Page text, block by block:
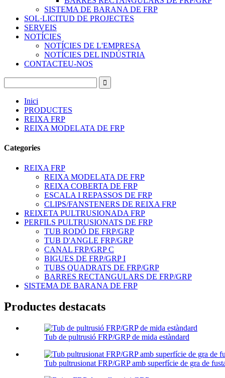
SISTEMA DE BARANA DE FRP
SOL·LICITUD DE PROJECTES
SERVEIS
NOTÍCIES
NOTÍCIES DE L'EMPRESA
NOTÍCIES DEL INDÚSTRIA
CONTACTEU-NOS
Inici
PRODUCTES
REIXA FRP
REIXA MODELATA DE FRP
Categories
REIXA FRP
REIXA MODELATA DE FRP
REIXA COBERTA DE FRP
ESCALA I REPASSOS DE FRP
CLIPS/FANSTENERS DE REIXA FRP
REIXETA PULTRUSIONADA FRP
PERFILS PULTRUSIONATS DE FRP
TUB RODÓ DE FRP/GRP
TUB D'ANGLE FRP/GRP
CANAL FRP/GRP C
BIGUES DE FRP/GRP I
TUBS QUADRATS DE FRP/GRP
BARRES RECTANGULARS DE FRP/GRP
SISTEMA DE BARANA DE FRP
Productes destacats
Tub de pultrusió FRP/GRP de mida estàndard
Tub pultrusionat FRP/GRP amb superfície de gra de